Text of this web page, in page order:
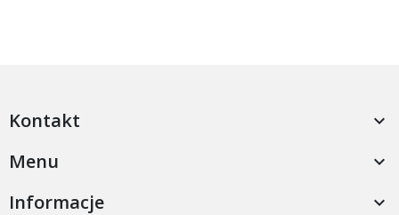
Kontakt 
Menu 
Informacje 